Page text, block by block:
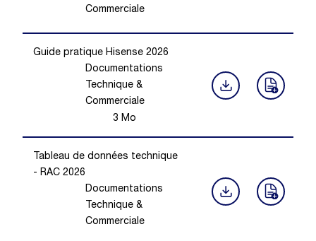
Commerciale
Guide pratique Hisense 2026
Documentations
Technique &
Commerciale
3 Mo
Tableau de données technique
- RAC 2026
Documentations
Technique &
Commerciale